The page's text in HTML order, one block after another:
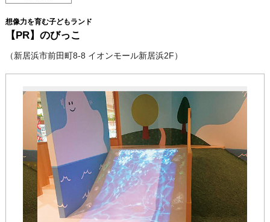
想像力を育む子どもランド
【PR】のびっこ
（新居浜市前田町8-8 イオンモール新居浜2F）